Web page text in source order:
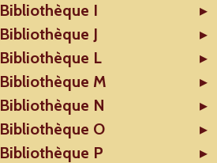
Bibliothèque I
Bibliothèque J
Bibliothèque L
Bibliothèque M
Bibliothèque N
Bibliothèque O
Bibliothèque P